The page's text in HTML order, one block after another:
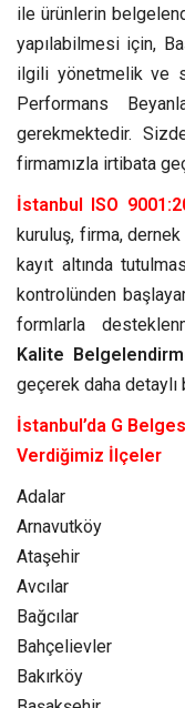
ile ürünlerin
yapılabilmesi için,
ilgili yönetmelik ve
Performans
gerekmektedir.
firmamızla irtibata
İstanbul ISO
kuruluş, firma,
kayıt altında
kontrolünden
formlarla
Kalite
geçerek daha
İstanbul’da G
Verdiğimiz İlçeler
Adalar
Arnavutköy
Ataşehir
Avcılar
Bağcılar
Bahçelievler
Bakırköy